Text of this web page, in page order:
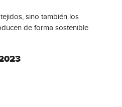
sino también los
de forma sostenible.